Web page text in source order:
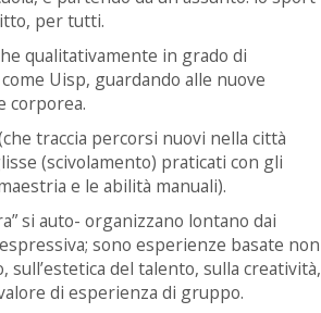
per tutti.
qualitativamente in grado di
Uisp, guardando alle nuove
corporea.
traccia percorsi nuovi nella città
(scivolamento) praticati con gli
e le abilità manuali).
si auto- organizzano lontano dai
sono esperienze basate non
sull’estetica del talento, sulla creatività,
di esperienza di gruppo.